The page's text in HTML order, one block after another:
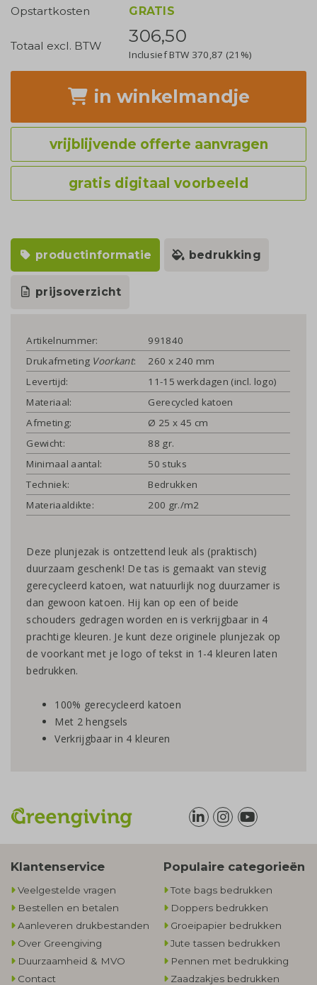
Opstartkosten
GRATIS
Totaal excl. BTW 306,50
Inclusief BTW 370,87 (21%)
in winkelmandje
vrijblijvende offerte aanvragen
gratis digitaal voorbeeld
productinformatie bedrukking
prijsoverzicht
Artikelnummer:
991840
Drukafmeting Voorkant:
260 x 240 mm
Levertijd:
11-15 werkdagen (incl. logo)
Materiaal:
Gerecycled katoen
Afmeting:
Ø 25 x 45 cm
Gewicht:
88 gr.
Minimaal aantal:
50 stuks
Techniek:
Bedrukken
Materiaaldikte:
200 gr./m2
Deze plunjezak is ontzettend leuk als (praktisch)
duurzaam geschenk! De tas is gemaakt van stevig
gerecycleerd katoen, wat natuurlijk nog duurzamer is
dan gewoon katoen. Hij kan op een of beide
schouders gedragen worden en is verkrijgbaar in 4
prachtige kleuren. Je kunt deze originele plunjezak op
de voorkant met je logo of tekst in 1-4 kleuren laten
bedrukken.
100% gerecycleerd katoen
Met 2 hengsels
Verkrijgbaar in 4 kleuren
Klantenservice
Veelgestelde vragen
Bestellen en betalen
Aanleveren drukbestanden
Over Greengiving
Duurzaamheid & MVO
Contact
Populaire categorieën
Tote bags bedrukken
Doppers bedrukken
Groeipapier bedrukken
Jute tassen bedrukken
Pennen met bedrukking
Zaadzakjes bedrukken